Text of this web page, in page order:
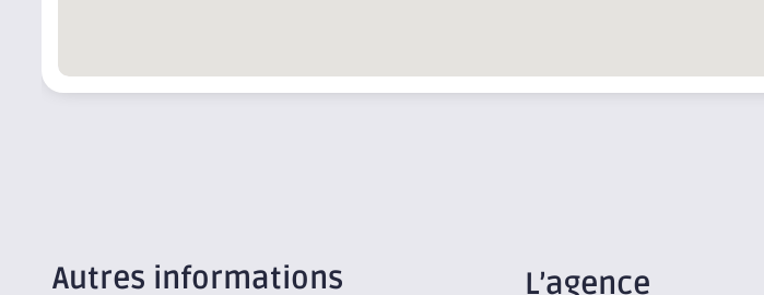
Autres informations L’agence